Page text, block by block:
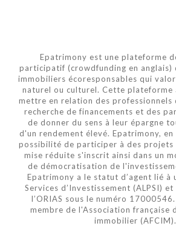
Epatrimony est une plateforme
participatif (crowdfunding en anglais)
immobiliers écoresponsables qui
naturel ou culturel. Cette plateforme
mettre en relation des professionnels
recherche de financements et des
de donner du sens à leur épargne
d'un rendement élevé. Epatrimony,
possibilité de participer à des projets
mise réduite s'inscrit ainsi dans un
de démocratisation de
Epatrimony a le statut d’agent lié à
Services d’Investissement (ALPSI)
l’ORIAS sous le numéro
membre de l'Association française
immobilier (AFCIM).